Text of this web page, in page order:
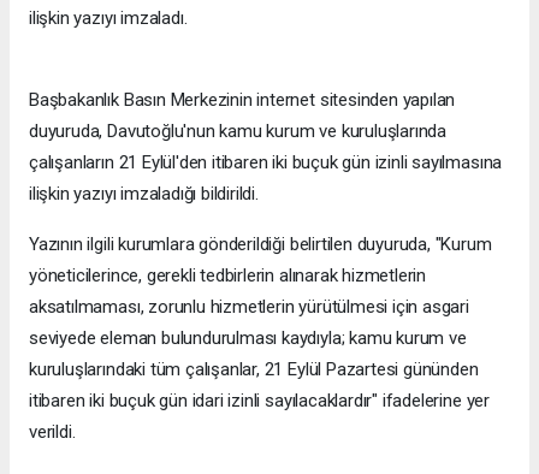
ilişkin yazıyı imzaladı.
Başbakanlık Basın Merkezinin internet sitesinden yapılan
duyuruda, Davutoğlu'nun kamu kurum ve kuruluşlarında
çalışanların 21 Eylül'den itibaren iki buçuk gün izinli sayılmasına
ilişkin yazıyı imzaladığı bildirildi.
Yazının ilgili kurumlara gönderildiği belirtilen duyuruda, "Kurum
yöneticilerince, gerekli tedbirlerin alınarak hizmetlerin
aksatılmaması, zorunlu hizmetlerin yürütülmesi için asgari
seviyede eleman bulundurulması kaydıyla; kamu kurum ve
kuruluşlarındaki tüm çalışanlar, 21 Eylül Pazartesi gününden
itibaren iki buçuk gün idari izinli sayılacaklardır" ifadelerine yer
verildi.